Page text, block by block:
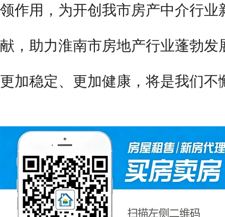
领作用，为开创我市房产中介行业
献，助力淮南市房地产行业蓬勃发
更加稳定、更加健康，将是我们不